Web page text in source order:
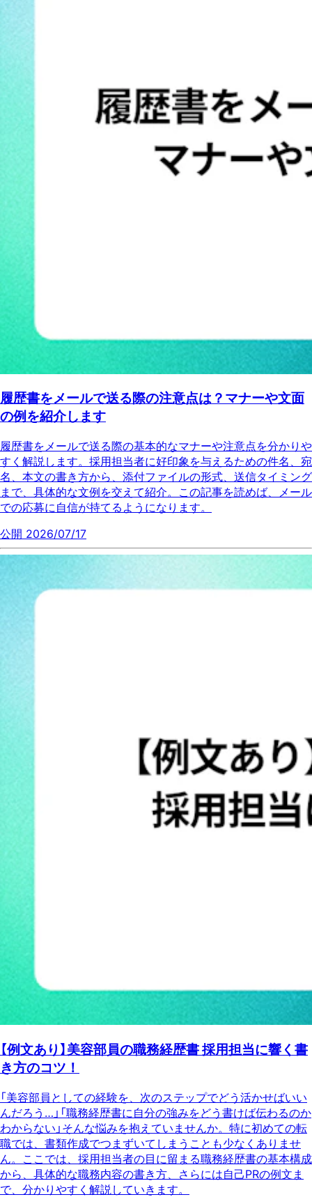
履歴書をメールで送る際の注意点は？マナーや文面
の例を紹介します
履歴書をメールで送る際の基本的なマナーや注意点を分かりや
すく解説します。採用担当者に好印象を与えるための件名、宛
名、本文の書き方から、添付ファイルの形式、送信タイミング
まで、具体的な文例を交えて紹介。この記事を読めば、メール
での応募に自信が持てるようになります。
公開 2026/07/17
【例文あり】美容部員の職務経歴書 採用担当に響く書
き方のコツ！
「美容部員としての経験を、次のステップでどう活かせばいい
んだろう…」「職務経歴書に自分の強みをどう書けば伝わるのか
わからない」そんな悩みを抱えていませんか。特に初めての転
職では、書類作成でつまずいてしまうことも少なくありませ
ん。ここでは、採用担当者の目に留まる職務経歴書の基本構成
から、具体的な職務内容の書き方、さらには自己PRの例文ま
で、分かりやすく解説していきます。